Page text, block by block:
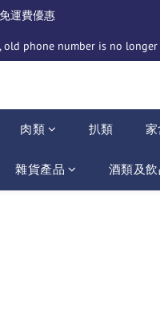
運費優惠
phone number is no
肉類 扒類
雜貨產品 酒類及飲